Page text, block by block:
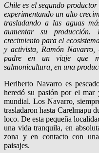
Chile es el segundo
experimentando un alto
trasladando a las aguas
aumentar su producción.
crecimiento para el
y activista, Ramón Navarro,
padre en un viaje que
salmonicultura, en una
Heriberto Navarro es
heredó su pasión por el
mundial. Los Navarro,
trasladaron hasta Carelmapu
loco. De esta pequeña
una vida tranquila, en
zona y en contacto con
paisajes.